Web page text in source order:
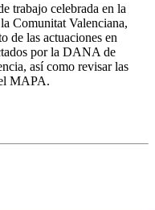
trabajo celebrada en la
Comunitat Valenciana,
de las actuaciones en
por la DANA de
así como revisar las
MAPA.